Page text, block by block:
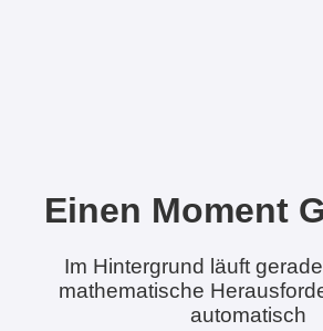
Einen Moment
Im Hintergrund läuft
mathematische
automatisch